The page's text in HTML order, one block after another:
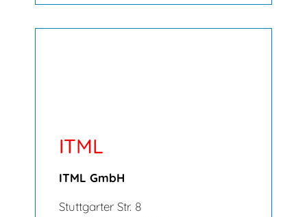
ITML
ITML GmbH
Stuttgarter Str. 8